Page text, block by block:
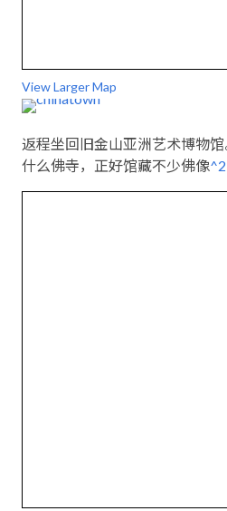
View Larger Map
返程坐回旧金山亚洲艺术博物
什么佛寺，正好馆藏不少佛像^2